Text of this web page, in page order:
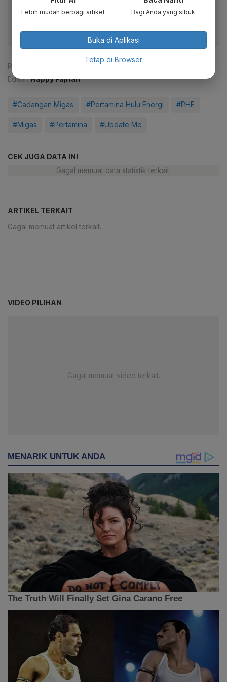
fitur menarik lainnya lewat aplikasi mobile Katadata.
Reporter:
Editor: Happy Fajrian
#Cadangan Migas #Pertamina Hulu Energi #PHE
#Migas #Pertamina #Update Me
CEK JUGA DATA INI
Gagal memuat data statistik terkait.
ARTIKEL TERKAIT
Gagal memuat artikel terkait.
VIDEO PILIHAN
Gagal memuat video terkait.
Lebih mudah berbagi artikel Bagi Anda yang sibuk
Buka di Aplikasi
Tetap di Browser